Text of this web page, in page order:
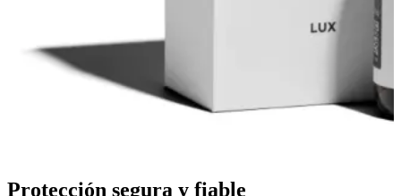
Protección segura y fiable